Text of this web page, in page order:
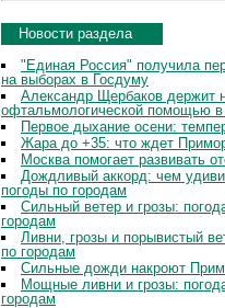
Новости раздела
"Единая Россия" получила
на выборах в Госдуму
Александр Щербаков держит
офтальмологической помощью в
Первое дыхание осени:
Жара до +35: что ждет
Москва помогает развивать
Дождливый аккорд: чем
погоды по городам
Сильный ветер и грозы:
городам
Ливни, грозы и порывистый
по городам
Сильные дожди накроют
Мощные ливни и грозы:
городам